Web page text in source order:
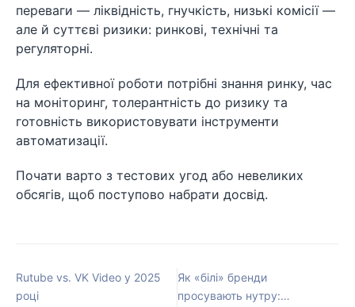
переваги — ліквідність, гнучкість, низькі комісії —
але й суттєві ризики: ринкові, технічні та
регуляторні.
Для ефективної роботи потрібні знання ринку, час
на моніторинг, толерантність до ризику та
готовність використовувати інструменти
автоматизації.
Почати варто з тестових угод або невеликих
обсягів, щоб поступово набрати досвід.
Rutube vs. VK Video у 2025
році
Як «білі» бренди
просувають нутру: